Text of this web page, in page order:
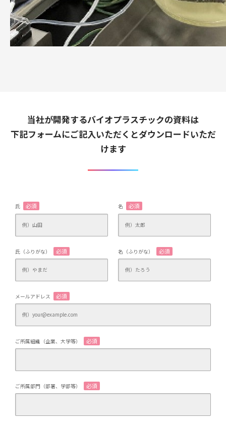
当社が開発するバイオプラスチックの資料は
下記フォームにご記入いただくとダウンロードいただ
けます
氏 必須 名 必須
氏（ふりがな） 必須 名（ふりがな） 必須
メールアドレス 必須
ご所属組織（企業、大学等） 必須
ご所属部門（部署、学部等） 必須